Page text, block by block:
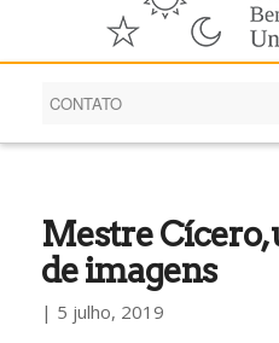
Mestre
de imagens
| 5 julho, 2019